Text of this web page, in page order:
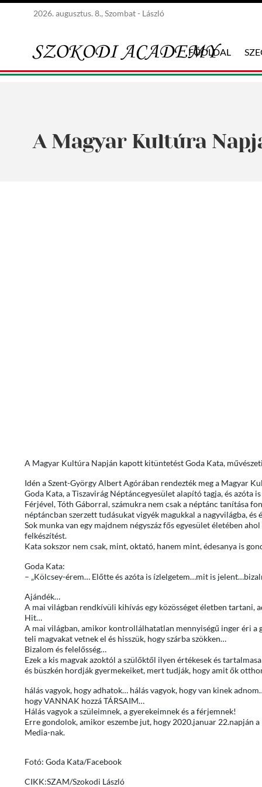
2026. augusztus. 8., Szombat - László
FŐOLDAL
A Magyar Kultúra
A Magyar Kultúra Napján kapott kitüntetést Goda Kata,
Idén a Szent-György Albert Agórában rendezték meg a Magyar
Goda Kata, a Tiszavirág Néptáncegyesület alapító tagja, és azóta
Férjével, Tóth Gáborral, számukra nem csak a néptánc tanítása
néptáncban szerzett tudásukat vigyék magukkal a nagyvilágba,
Sok munka van egy majdnem négyszáz fős egyesület életében
felkészítést.
Kata sokszor nem csak, mint, oktató, hanem mint, édesanya is
Goda Kata:
– „Kölcsey-érem… Előtte és azóta is ízlelgetem…mit is
Ajándék…
A mai világban rendkívüli kihívás egy közösséget életben tartani,
Hit…
A mai világban, amikor kontrollálhatatlan mennyiségű inger éri a
teli magvakat vetnek el és hisszük, hogy szárba szökken…
Bizalom és felelősség…
Ezek a kis magvak azoktól a szülőktől ilyen értékesek és
és büszkén hordják gyermekeiket, mert tudják, hogy amit ők
hálás vagyok, hogy adhatok… hálás vagyok, hogy van kinek
hogy VANNAK hozzá TÁRSAIM…
Hálás vagyok a szüleimnek, a gyerekeimnek és a férjemnek!
Erre gondolok, amikor eszembe jut, hogy 2020.januar 22.napján
Media-nak.
Fotó: Goda Kata/Facebook
CIKK:SZAM/Szokodi László